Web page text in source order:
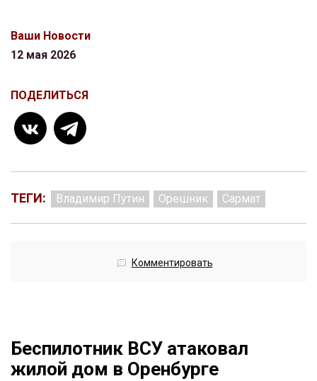
Ваши Новости
12 мая 2026
ПОДЕЛИТЬСЯ
ТЕГИ: Владимир Путин Орешник Сармат
Комментировать
Беспилотник ВСУ атаковал
жилой дом в Оренбурге